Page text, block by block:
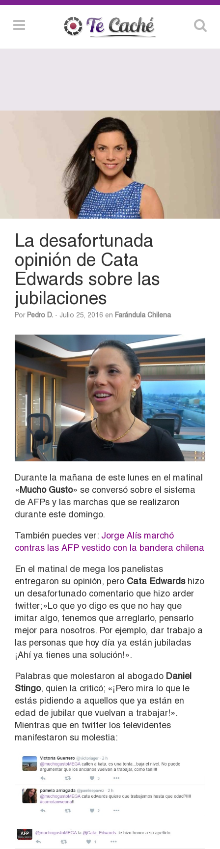
La desafortunada
opinión de Cata
Edwards sobre las
jubilaciones
Por Pedro D. - Julio 25, 2016 en Farándula Chilena
Durante la mañana de este lunes en el matinal
«Mucho Gusto» se conversó sobre el sistema
de AFPs y las marchas que se realizaron
durante este domingo.
También puedes ver: Jorge Alís marchó
contras las AFP vestido con la bandera chilena
En el matinal de mega los panelistas
entregaron su opinión, pero Cata Edwardshizo
un desafortunado comentario que hizo arder
twitter;»Lo que yo digo es que no hay que
imitar algo, tenemos que arreglarlo, pensarlo
mejor para nosotros. Por ejemplo, dar trabajo a
las personas que hoy día ya están jubiladas
¡Ahí ya tienes una solución!».
Palabras que molestaron al abogado Daniel
Stingo, quien la criticó; «¡Pero mira lo que le
estás pidiendo a aquellos que ya están en
edad de jubilar que vuelvan a trabajar!».
Mientras que en twitter los televidentes
manifestaron su molestia: